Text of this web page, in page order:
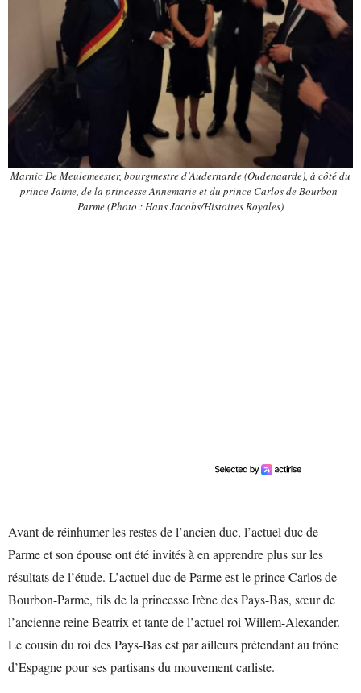
Marnic De Meulemeester, bourgmestre d’Audernarde (Oudenaarde), à côté du
prince Jaime, de la princesse Annemarie et du prince Carlos de Bourbon-
Parme(Photo : Hans Jacobs/Histoires Royales)
Avant de réinhumer les restes de l’ancien duc, l’actuel duc de
Parme et son épouse ont été invités à en apprendre plus sur les
résultats de l’étude. L’actuel duc de Parme est le prince Carlos de
Bourbon-Parme, fils de la princesse Irène des Pays-Bas, sœur de
l’ancienne reine Beatrix et tante de l’actuel roi Willem-Alexander.
Le cousin du roi des Pays-Bas est par ailleurs prétendant au trône
d’Espagne pour ses partisans du mouvement carliste.